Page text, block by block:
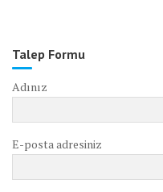
Talep Formu
Adınız
E-posta adresiniz